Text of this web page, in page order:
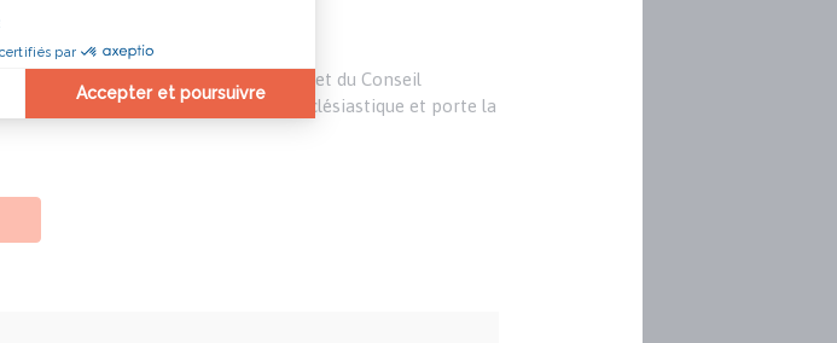
qui assiste aux séances du bureau et du Conseil
France, il représente l’autorité ecclésiastique et porte la